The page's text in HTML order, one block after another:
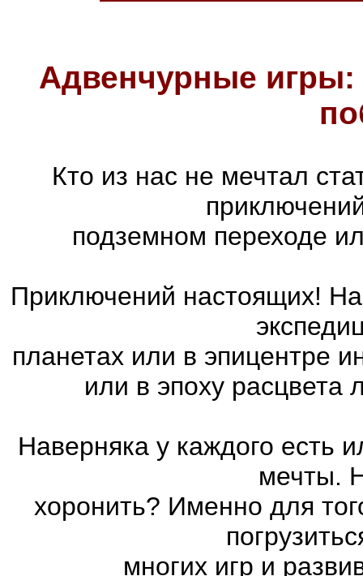
Адвенчурные
Кто из нас не мечтал
подземном переходе
Приключений настоящих! На
планетах или в эпицентре
или в эпоху
Наверняка у каждого есть
мечты.
хоронить? Именно для
многих игр и